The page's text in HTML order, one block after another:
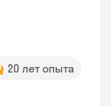
20 лет опыта